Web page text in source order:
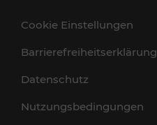
Cookie Einstellungen
Barrierefreiheitserklärung
Datenschutz
Nutzungsbedingungen